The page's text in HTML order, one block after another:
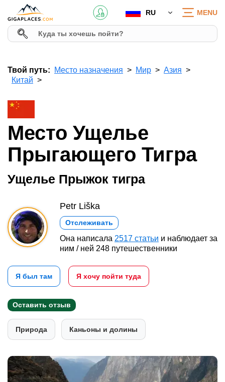
RU MENU
Твой путь: Место назначения Мир
Азия
Китай
Место Ущелье
Прыгающего Тигра
Ущелье Прыжок тигра
Petr Liška
Отслеживать
Она написала 2517 статьи и наблюдает за
ним / ней 248 путешественники
Я был там Я хочу пойти туда
Оставить отзыв
Природа Каньоны и долины